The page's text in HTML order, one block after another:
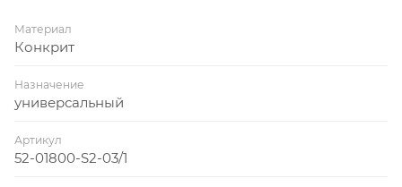
Материал
Конкрит
Назначение
универсальный
Артикул
52-01800-S2-03/1